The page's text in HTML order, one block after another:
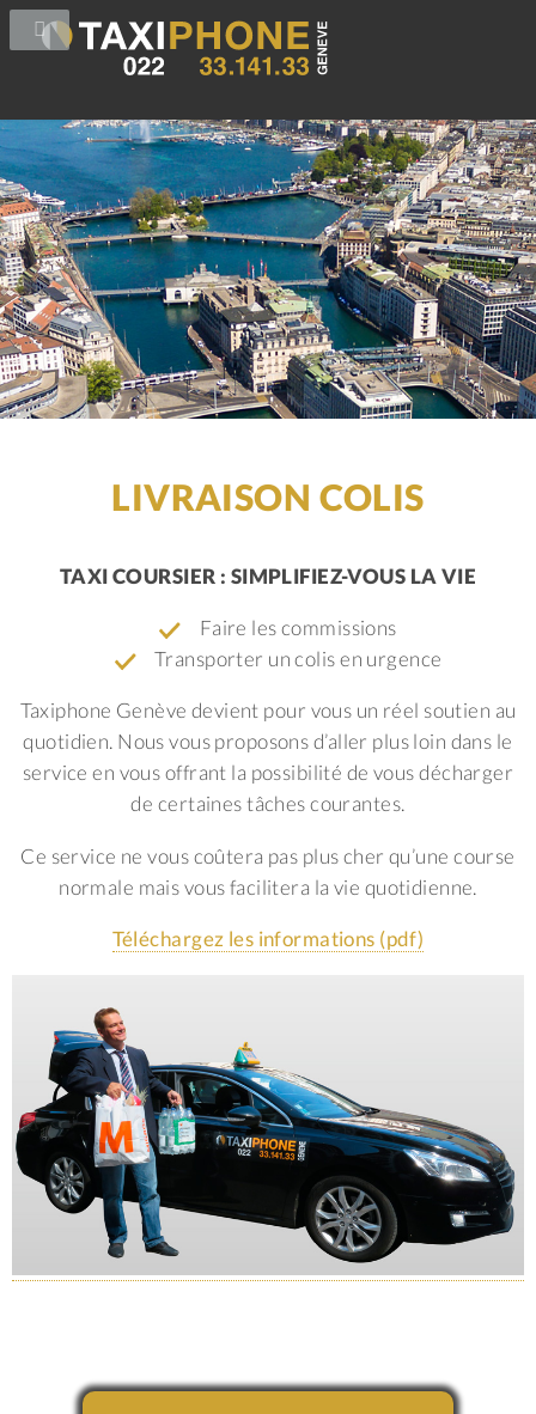
LIVRAISON COLIS
TAXI COURSIER : SIMPLIFIEZ-VOUS LA VIE
Faire les commissions
Transporter un colis en urgence
Taxiphone Genève devient pour vous un réel soutien au
quotidien. Nous vous proposons d’aller plus loin dans le
service en vous offrant la possibilité de vous décharger
de certaines tâches courantes.
Ce service ne vous coûtera pas plus cher qu’une course
normale mais vous facilitera la vie quotidienne.
Téléchargez les informations (pdf)